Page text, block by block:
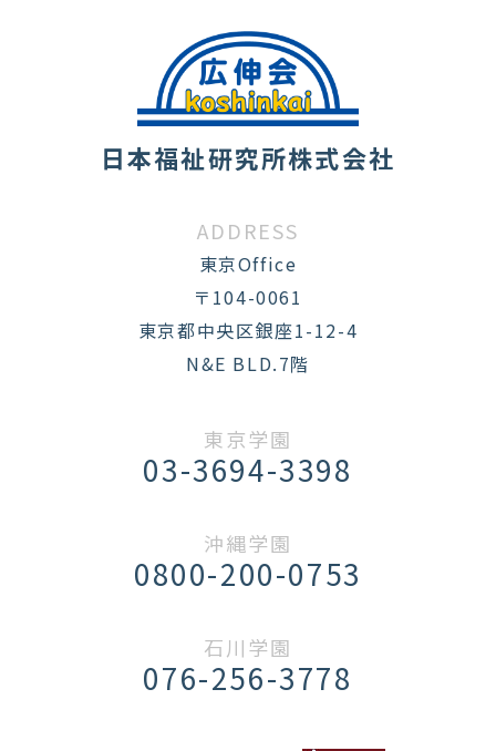
日本福祉研究所株式会社
ADDRESS
東京Office
〒104-0061
東京都中央区銀座1-12-4
N&E BLD.7階
東京学園
03-3694-3398
沖縄学園
0800-200-0753
石川学園
076-256-3778